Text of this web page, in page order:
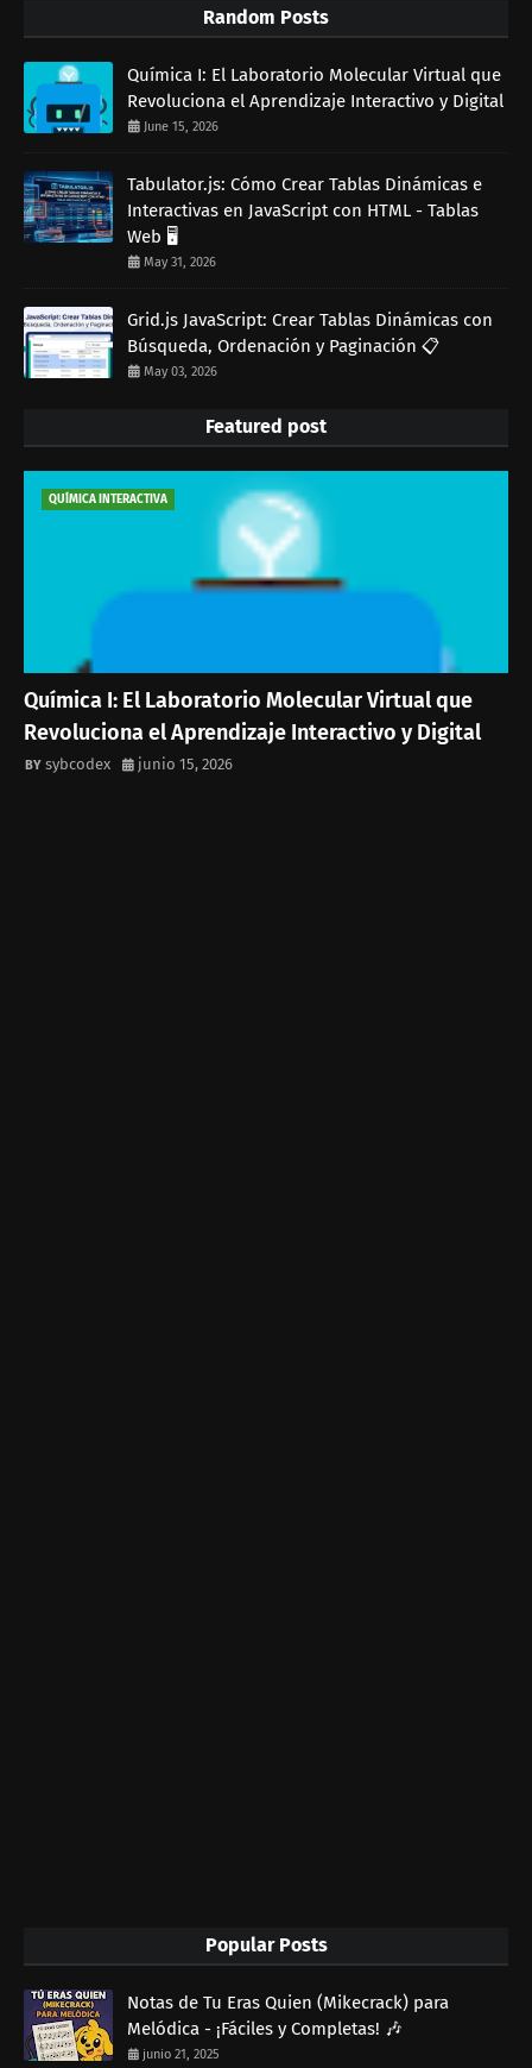
Random Posts
Química I: El Laboratorio Molecular Virtual que
Revoluciona el Aprendizaje Interactivo y Digital
June 15, 2026
Tabulator.js: Cómo Crear Tablas Dinámicas e
Interactivas en JavaScript con HTML - Tablas
Web 🖥️
May 31, 2026
Grid.js JavaScript: Crear Tablas Dinámicas con
Búsqueda, Ordenación y Paginación 📋
May 03, 2026
Featured post
QUÍMICA INTERACTIVA
Química I: El Laboratorio Molecular Virtual que
Revoluciona el Aprendizaje Interactivo y Digital
sybcodex junio 15, 2026
Popular Posts
Notas de Tu Eras Quien (Mikecrack) para
Melódica - ¡Fáciles y Completas! 🎶
junio 21, 2025